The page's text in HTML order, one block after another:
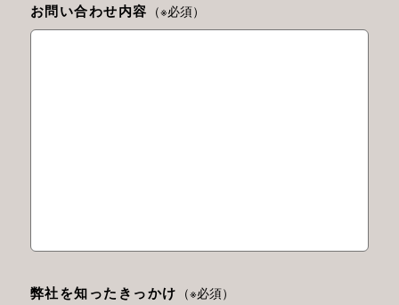
お問い合わせ内容 （※必須）
弊社を知ったきっかけ （※必須）